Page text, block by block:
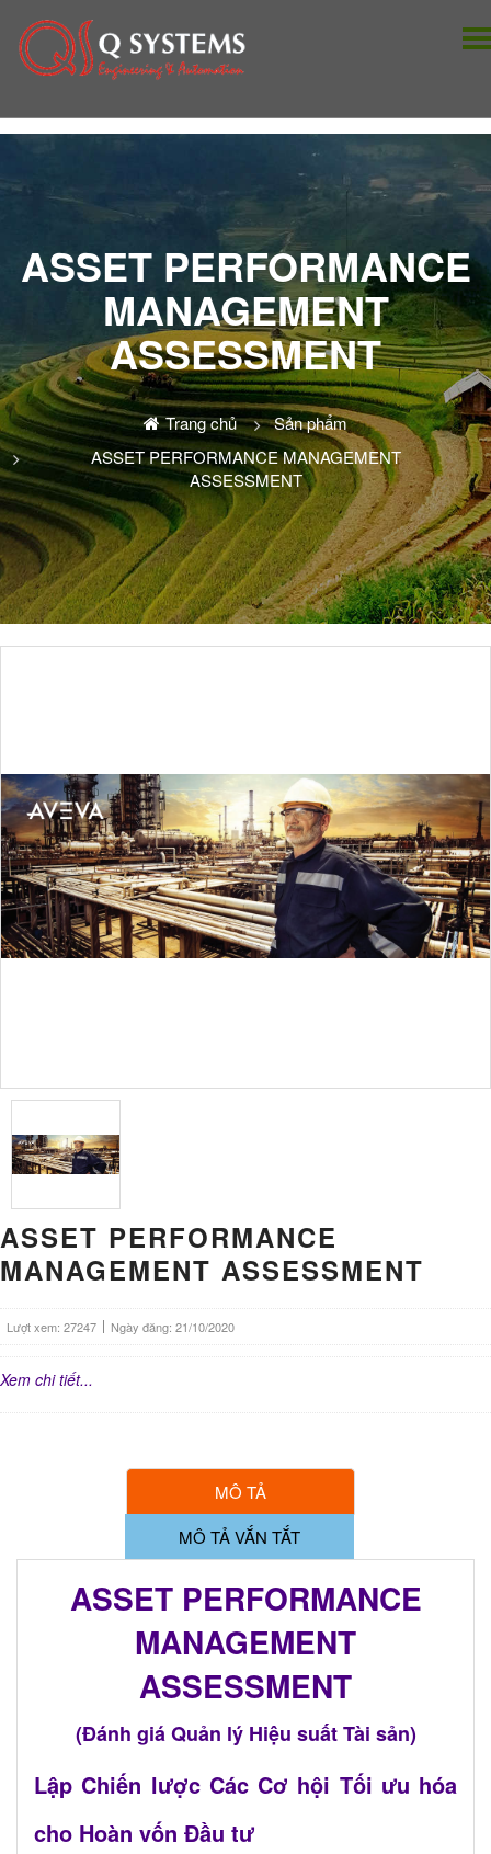
ASSET PERFORMANCE
MANAGEMENT
ASSESSMENT
Trang chủ
Sản phẩm
ASSET PERFORMANCE MANAGEMENT
ASSESSMENT
ASSET PERFORMANCE
MANAGEMENT ASSESSMENT
Lượt xem: 27247 Ngày đăng: 21/10/2020
Xem chi tiết...
MÔ TẢ
MÔ TẢ VẮN TẮT
ASSET PERFORMANCE
MANAGEMENT
ASSESSMENT
(Đánh giá Quản lý Hiệu suất Tài sản)
Lập Chiến lược Các Cơ hội Tối ưu hóa
cho Hoàn vốn Đầu tư